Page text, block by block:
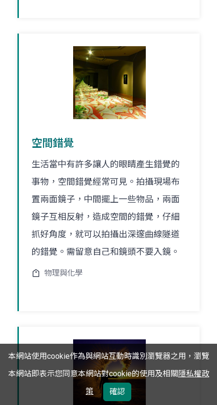
空間錯覺
生活當中有許多讓人的眼睛產生錯覺的
事物，空間錯覺經常可見。拍攝現場布
置兩面鏡子，中間擺上一些物品，兩面
鏡子互相反射，造成空間的錯覺，仔細
抓好角度，就可以拍攝出深邃曲線隧道
的錯覺。需留意自己和鏡頭不要入鏡。
物理與化學
本網站使用cookie作為與網站互動時識別瀏覽器之用，瀏覽
本網站即表示您同意本網站對cookie的使用及相關隱私權政
策
確認